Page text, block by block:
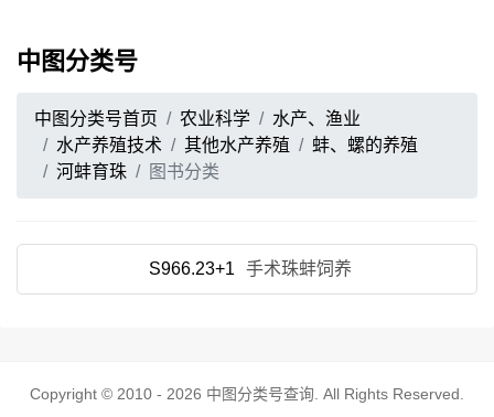
中图分类号
中图分类号首页 农业科学
水产、渔业
水产养殖技术
其他水产养殖
蚌、螺的养殖
河蚌育珠
图书分类
S966.23+1 手术珠蚌饲养
Copyright © 2010 - 2026 中图分类号查询 . All Rights Reserved.